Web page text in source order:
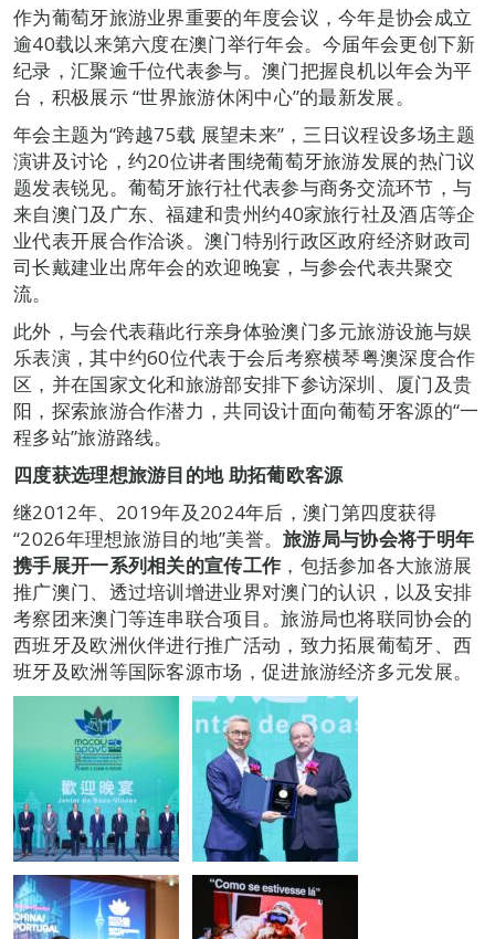
作为葡萄牙旅游业界重要的年度会议，今年是协会成立
逾40载以来第六度在澳门举行年会。今届年会更创下新
纪录，汇聚逾千位代表参与。澳门把握良机以年会为平
台，积极展示 “世界旅游休闲中心”的最新发展。
年会主题为“跨越75载 展望未来”，三日议程设多场主题
演讲及讨论，约20位讲者围绕葡萄牙旅游发展的热门议
题发表锐见。葡萄牙旅行社代表参与商务交流环节，与
来自澳门及广东、福建和贵州约40家旅行社及酒店等企
业代表开展合作洽谈。澳门特别行政区政府经济财政司
司长戴建业出席年会的欢迎晚宴，与参会代表共聚交
流。
此外，与会代表藉此行亲身体验澳门多元旅游设施与娱
乐表演，其中约60位代表于会后考察横琴粤澳深度合作
区，并在国家文化和旅游部安排下参访深圳、厦门及贵
阳，探索旅游合作潜力，共同设计面向葡萄牙客源的“一
程多站”旅游路线。
四度获选理想旅游目的地 助拓葡欧客源
继2012年、2019年及2024年后，澳门第四度获得
“2026年理想旅游目的地”美誉。旅游局与协会将于明年
携手展开一系列相关的宣传工作 ，包括参加各大旅游展
推广澳门、透过培训增进业界对澳门的认识，以及安排
考察团来澳门等连串联合项目。旅游局也将联同协会的
西班牙及欧洲伙伴进行推广活动，致力拓展葡萄牙、西
班牙及欧洲等国际客源市场，促进旅游经济多元发展。